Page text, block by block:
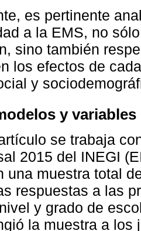
es pertinente
a la EMS, no
sino también
los efectos de
y
y variables
se trabaja
2015 del INEGI
una muestra total
respuestas a las
y grado de
la muestra a los